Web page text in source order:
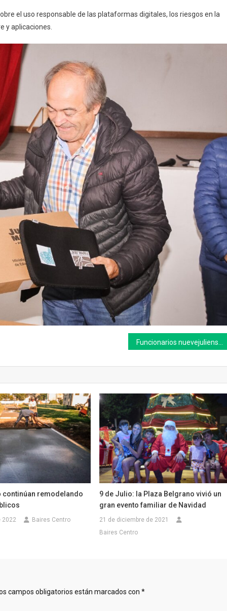
Igualdad
el uso responsable de las plataformas digitales, los riesgos en la
y aplicaciones.
continúan remodelando
2022 Baires Centro
9 de Julio: la Plaza Belgrano vivió un
gran evento familiar de Navidad
21 de diciembre de 2021
Baires Centro
campos obligatorios están marcados con *